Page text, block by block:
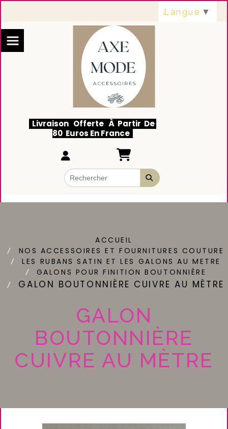
Livraison Offerte À Partir De
80 Euros En France
ACCUEIL
NOS ACCESSOIRES ET FOURNITURES COUTURE
LES RUBANS SATIN ET LES GALONS AU METRE
GALONS POUR FINITION BOUTONNIÈRE
GALON BOUTONNIÈRE CUIVRE AU MÈTRE
GALON
BOUTONNIÈRE
CUIVRE AU MÈTRE
Langue ▼
Panneau de gestion des cookies